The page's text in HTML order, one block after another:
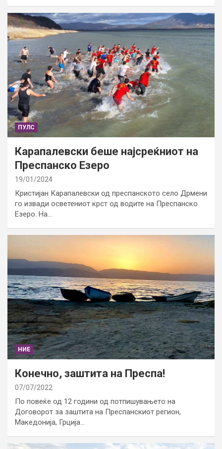
ПУЛС
Карапалевски беше најсреќниот на
Преспанско Езеро
19/01/2024
Кристијан Карапалевски од преспанското село Дрмени
го извади осветениот крст од водите на Преспанско
Езеро. На…
НИЕ
Конечно, заштита на Преспа!
07/07/2022
По повеќе од 12 години од потпишувањето на
Договорот за заштита на Преспанскиот регион,
Македонија, Грција…